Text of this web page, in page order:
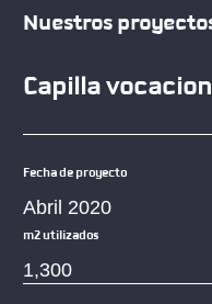
Nuestros
Capilla
Fecha de proyecto
Abril 2020
m2 utilizados
1,300